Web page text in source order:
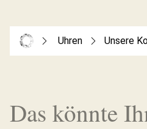
Uhren Unsere
Das könnte